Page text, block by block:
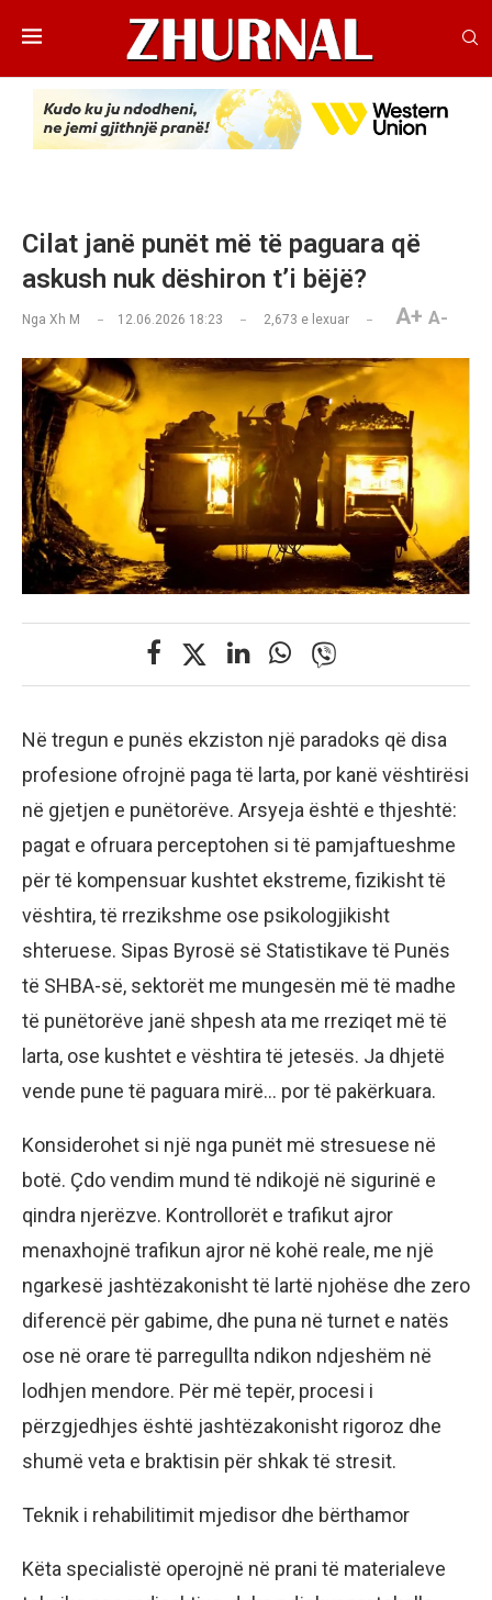
Cilat janë punët më të paguara që
askush nuk dëshiron t’i bëjë?
Nga Xh M 12.06.2026 18:23 2,673 e lexuar A+ A-
Në tregun e punës ekziston një paradoks që disa
profesione ofrojnë paga të larta, por kanë vështirësi
në gjetjen e punëtorëve. Arsyeja është e thjeshtë:
pagat e ofruara perceptohen si të pamjaftueshme
për të kompensuar kushtet ekstreme, fizikisht të
vështira, të rrezikshme ose psikologjikisht
shteruese. Sipas Byrosë së Statistikave të Punës
të SHBA-së, sektorët me mungesën më të madhe
të punëtorëve janë shpesh ata me rreziqet më të
larta, ose kushtet e vështira të jetesës. Ja dhjetë
vende pune të paguara mirë… por të pakërkuara.
Konsiderohet si një nga punët më stresuese në
botë. Çdo vendim mund të ndikojë në sigurinë e
qindra njerëzve. Kontrollorët e trafikut ajror
menaxhojnë trafikun ajror në kohë reale, me një
ngarkesë jashtëzakonisht të lartë njohëse dhe zero
diferencë për gabime, dhe puna në turnet e natës
ose në orare të parregullta ndikon ndjeshëm në
lodhjen mendore. Për më tepër, procesi i
përzgjedhjes është jashtëzakonisht rigoroz dhe
shumë veta e braktisin për shkak të stresit.
Teknik i rehabilitimit mjedisor dhe bërthamor
Këta specialistë operojnë në prani të materialeve